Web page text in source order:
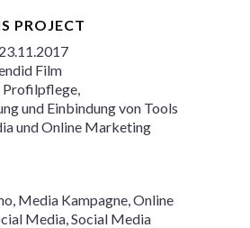
PROJECT
Film
Profilpflege,
und Einbindung von Tools
und Online Marketing
Media Kampagne, Online
Media, Social Media